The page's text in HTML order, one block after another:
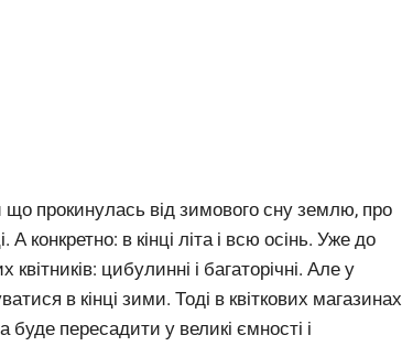
прокинулась від зимового сну землю, про
в кінці літа і всю осінь. Уже до
цибулинні і багаторічні. Але у
в кінці зими. Тоді в квіткових магазинах
пересадити у великі ємності і